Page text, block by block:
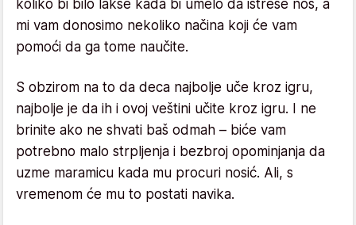
koliko bi bilo lakše kada bi umelo da istrese nos, a
mi vam donosimo nekoliko načina koji će vam
pomoći da ga tome naučite.
S obzirom na to da deca najbolje uče kroz igru,
najbolje je da ih i ovoj veštini učite kroz igru. I ne
brinite ako ne shvati baš odmah – biće vam
potrebno malo strpljenja i bezbroj opominjanja da
uzme maramicu kada mu procuri nosić. Ali, s
vremenom će mu to postati navika.